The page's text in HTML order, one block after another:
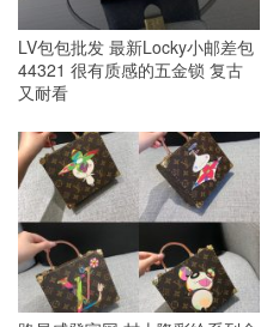
LV包包批发 最新Locky小邮差包
44321 很有质感的五金锁 复古
又耐看